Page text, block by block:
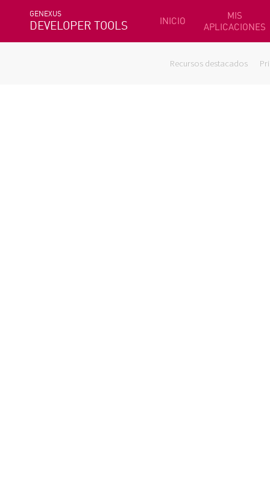
GENEXUS
DEVELOPER TOOLS INICIO
MIS
APLICACIONES
Recursos destacados